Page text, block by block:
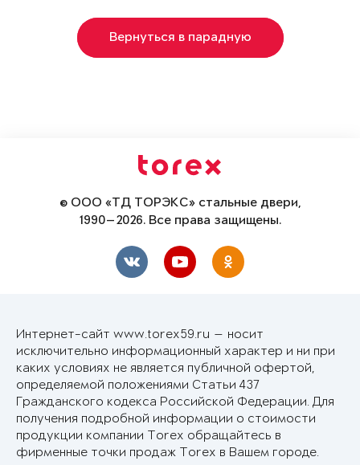
Вернуться в парадную
© ООО «ТД ТОРЭКС» стальные двери,
1990—2026. Все права защищены.
Интернет-сайт www.torex59.ru — носит
исключительно информационный характер и ни при
каких условиях не является публичной офертой,
определяемой положениями Статьи 437
Гражданского кодекса Российской Федерации. Для
получения подробной информации о стоимости
продукции компании Torex обращайтесь в
фирменные точки продаж Torex в Вашем городе.